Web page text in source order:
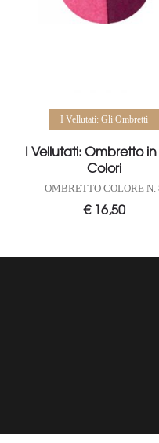
Aggiungi al carrello
I Vellutati: Gli Ombretti
I Vellutati: Ombretto
Colori
OMBRETTO COLORE N.
€16,50